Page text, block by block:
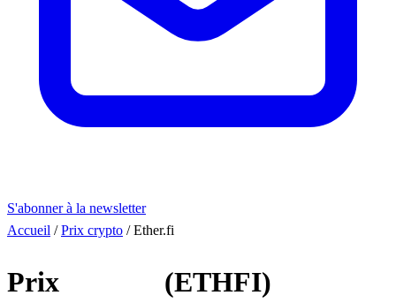
S'abonner à la newsletter
Accueil / Prix crypto / Ether.fi
Prix (ETHFI)